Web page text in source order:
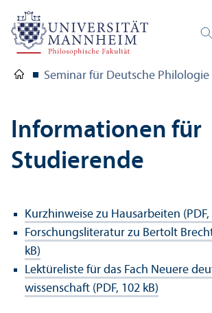
Seminar für Deutsche Philologie
Informationen für
Studierende
Kurzhinweise zu Hausarbeiten (PDF,
Forschungs­literatur zu Bertolt
kB)
Lektüreliste für das Fach Neuere
wissenschaft (PDF, 102 kB)